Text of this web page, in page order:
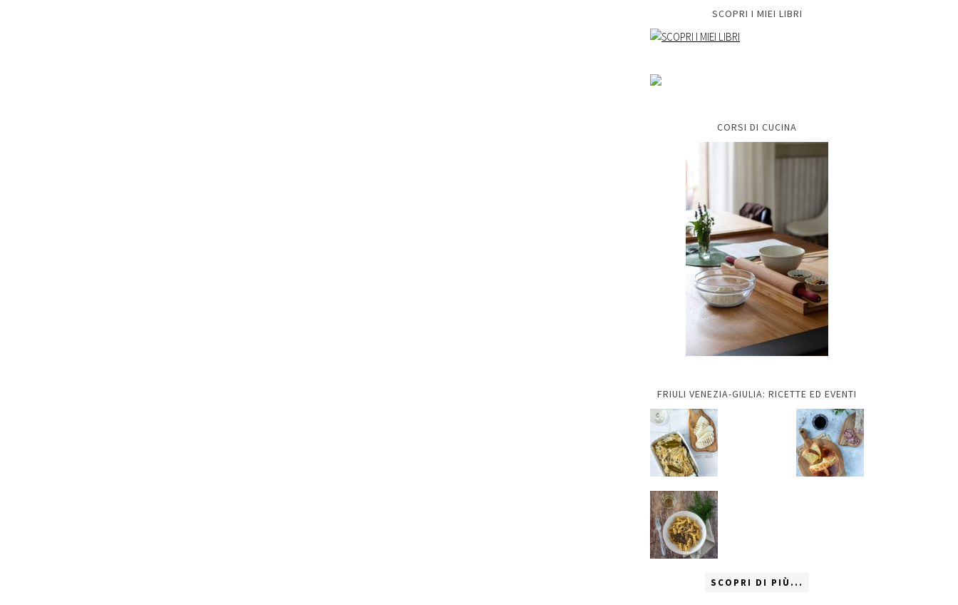
SCOPRI I MIEI LIBRI
CORSI DI CUCINA
FRIULI VENEZIA-GIULIA: RICETTE ED EVENTI
SCOPRI DI PIÙ...